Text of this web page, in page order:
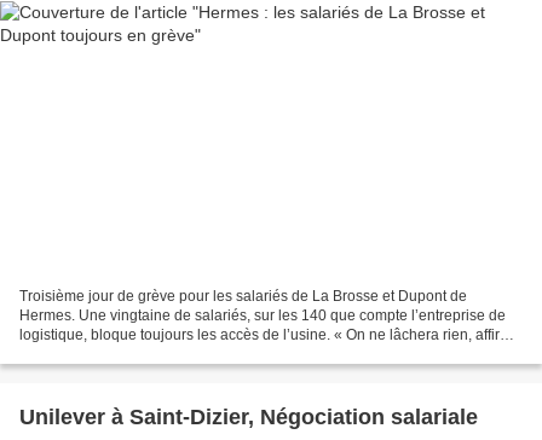
Troisième jour de grève pour les salariés de La Brosse et Dupont de
Hermes. Une vingtaine de salariés, sur les 140 que compte l’entreprise de
logistique, bloque toujours les accès de l’usine. « On ne lâchera rien, affirme
Unilever à Saint-Dizier, Négociation salariale